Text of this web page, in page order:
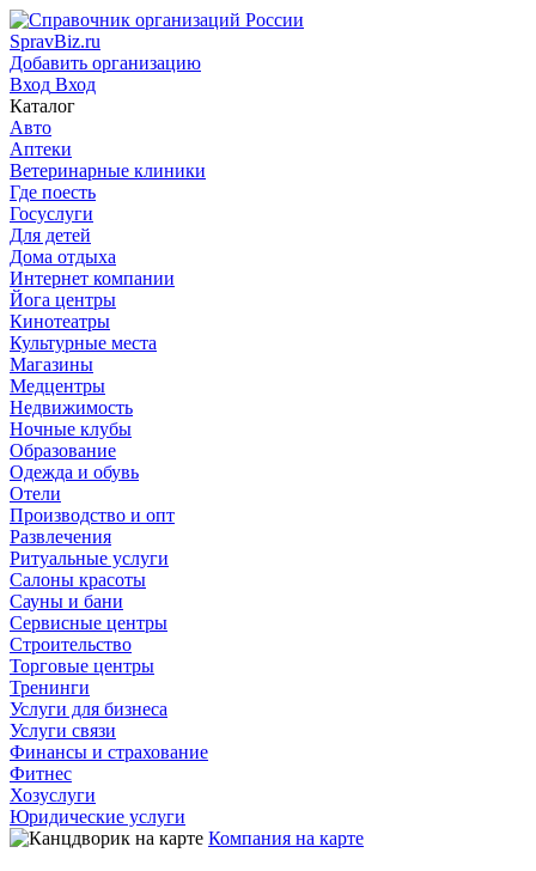
SpravBiz.ru
Добавить организацию
Вход Вход
Каталог
Авто
Аптеки
Ветеринарные клиники
Где поесть
Госуслуги
Для детей
Дома отдыха
Интернет компании
Йога центры
Кинотеатры
Культурные места
Магазины
Медцентры
Недвижимость
Ночные клубы
Образование
Одежда и обувь
Отели
Производство и опт
Развлечения
Ритуальные услуги
Салоны красоты
Сауны и бани
Сервисные центры
Строительство
Торговые центры
Тренинги
Услуги для бизнеса
Услуги связи
Финансы и страхование
Фитнес
Хозуслуги
Юридические услуги
Компания на карте